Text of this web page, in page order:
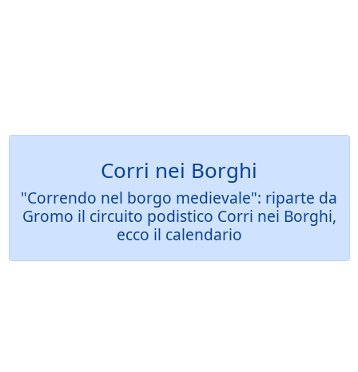
Corri nei Borghi
"Correndo nel borgo medievale": riparte da
Gromo il circuito podistico Corri nei Borghi,
ecco il calendario